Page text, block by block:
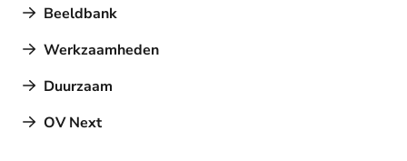
Beeldbank
Werkzaamheden
Duurzaam
OV Next